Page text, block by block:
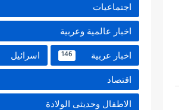
اجتماعيات
اخبار عالمية وعربية
اخبار عربية 146 اسرائيل
اقتصاد
الاطفال وحديثى الولادة